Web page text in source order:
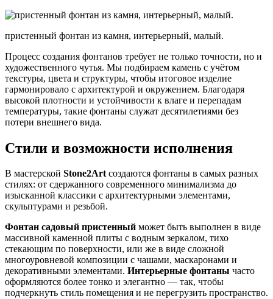
пристенный фонтан из камня, интерьерный, малый.
Процесс создания фонтанов требует не только точности, но и
художественного чутья. Мы подбираем камень с учётом
текстуры, цвета и структуры, чтобы итоговое изделие
гармонировало с архитектурой и окружением. Благодаря
высокой плотности и устойчивости к влаге и перепадам
температуры, такие фонтаны служат десятилетиями без
потери внешнего вида.
Стили и возможности исполнения
В мастерской Stone2Artсоздаются фонтаны в самых разных
стилях: от сдержанного современного минимализма до
изысканной классики с архитектурными элементами,
скульптурами и резьбой.
Фонтан садовый пристенный может быть выполнен в виде
массивной каменной плиты с водным зеркалом, тихо
стекающим по поверхности, или же в виде сложной
многоуровневой композиции с чашами, маскаронами и
декоративными элементами. Интерьерные фонтаны часто
оформляются более тонко и элегантно — так, чтобы
подчеркнуть стиль помещения и не перегрузить пространство.